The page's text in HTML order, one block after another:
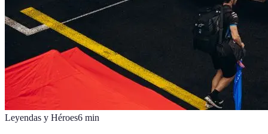
Leyendas y Héroes6 min